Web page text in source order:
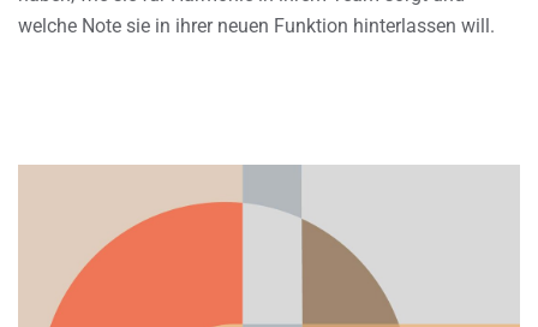
welche Note sie in ihrer neuen Funktion hinterlassen will.